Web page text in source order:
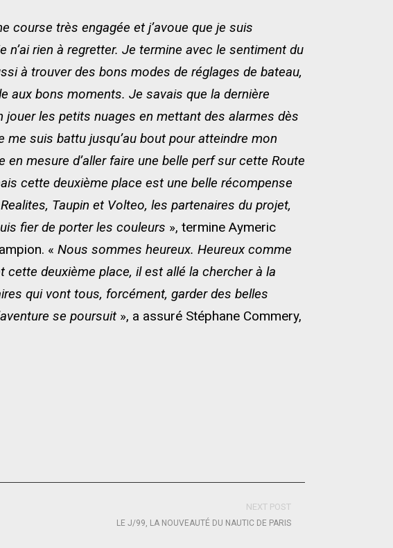
course très engagée et j’avoue que je suis
rien à regretter. Je termine avec le sentiment du
à trouver des bons modes de réglages de bateau,
aux bons moments. Je savais que la dernière
jouer les petits nuages en mettant des alarmes dès
me suis battu jusqu’au bout pour atteindre mon
mesure d’aller faire une belle perf sur cette Route
cette deuxième place est une belle récompense
Taupin et Volteo, les partenaires du projet,
fier de porter les couleurs », termine Aymeric
« Nous sommes heureux. Heureux comme
deuxième place, il est allé la chercher à la
qui vont tous, forcément, garder des belles
se poursuit », a assuré Stéphane Commery,
NEXT POST
LE J/99, LA NOUVEAUTÉ DU NAUTIC DE PARIS